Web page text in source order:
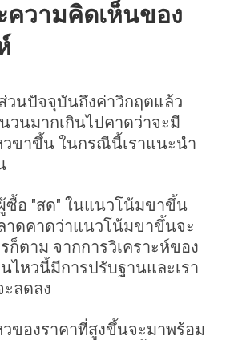
วามคิดเห็นของ
วนปัจจุบันถึงค่าวิกฤตแล้ว
วนมากเกินไปคาดว่าจะมี
วขาขึ้น ในกรณีนี้เราแนะนำ
ซื้อ "สด" ในแนวโน้มขาขึ้น
าดคาดว่าแนวโน้มขาขึ้นจะ
ก็ตาม จากการวิเคราะห์ของ
นไหวนี้มีการปรับฐานและเรา
ะลดลง
วของราคาที่สูงขึ้นจะมาพร้อม